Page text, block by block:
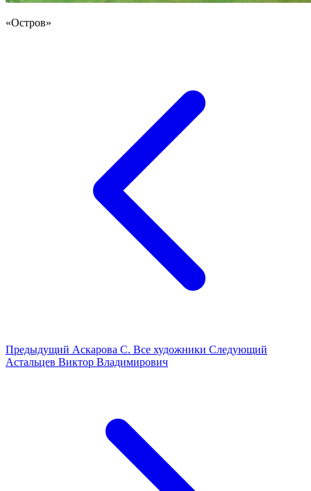
«Остров»
Предыдущий Аскарова С. Все художники Следующий
Астальцев Виктор Владимирович